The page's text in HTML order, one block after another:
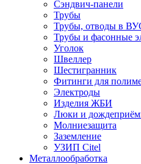
Сэндвич-панели
Трубы
Трубы, отводы в
Трубы и фасонные
Уголок
Швеллер
Шестигранник
Фитинги для
Электроды
Изделия ЖБИ
Люки и
Молниезащита
Заземление
УЗИП Citel
Металлообработка